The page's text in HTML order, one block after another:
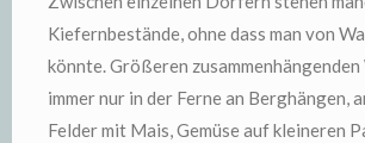
Kiefernbestände, ohne dass man von
könnte. Größeren zusammenhängenden
immer nur in der Ferne an Berghängen,
Felder mit Mais, Gemüse auf kleineren